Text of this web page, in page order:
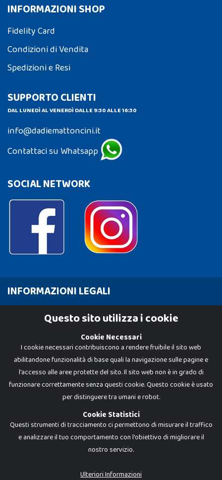
INFORMAZIONI SHOP
Fidelity Card
Condizioni di Vendita
Spedizioni e Resi
SUPPORTO CLIENTI
DAL LUNEDÌ AL VENERDÌ DALLE 9:30 ALLE 16:30
info@dadiemattoncini.it
Contattaci su Whatsapp
SOCIAL NETWORK
INFORMAZIONI LEGALI
Cookie Policy
Dadi e Mattoncini è un brand di Giocabene Srl. Ogni riproduzione o utilizzo non
I prezzi e le promozioni pubblicate potrebbero differire da quanto esposto in
Questo sito utilizza i cookie
Cookie Necessari
I cookie necessari contribuiscono a rendere fruibile il sito web
abilitandone funzionalità di base quali la navigazione sulle pagine e
l'accesso alle aree protette del sito. Il sito web non è in grado di
funzionare correttamente senza questi cookie. Questo cookie è usato
per distinguere tra umani e robot.
Cookie Statistici
Questi strumenti di tracciamento ci permettono di misurare il traffico
e analizzare il tuo comportamento con l'obiettivo di migliorare il
nostro servizio.
Ulteriori Informazioni